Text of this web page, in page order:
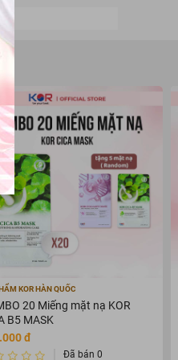
KOR HÀN QUỐC
20 Miếng mặt nạ KOR
B5 MASK
đ
Đã bán 0